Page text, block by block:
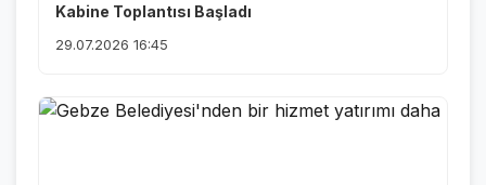
Kabine Toplantısı Başladı
29.07.2026 16:45